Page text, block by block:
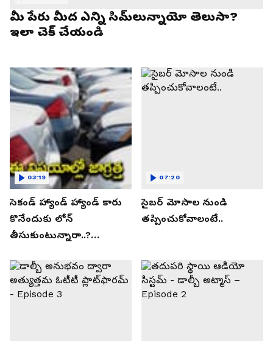
మీ పేరు మీద ఎన్ని సిమ్‌లున్నాయో తెలుసా?
ఇలా చెక్ చేయండి
సెకండ్ హ్యాండ్ హ్యాండ్ కారు
కొనేందుకు లోన్
తీసుకుంటున్నారా..?
తెలుసుకోండి..!
03:19
సైబర్ మోసాల నుండి
తప్పించుకోవాలంటే..
07:20